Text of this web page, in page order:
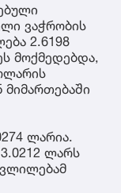
ვაჭრობის
2.6198
მოქმედებდა,
ლარია.
ლარს